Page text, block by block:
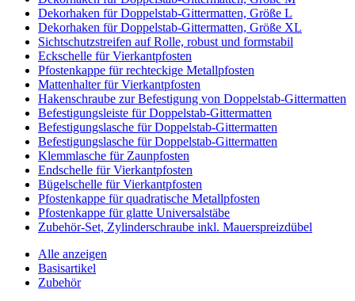
Dekorhaken für Doppelstab-Gittermatten, Größe L
Dekorhaken für Doppelstab-Gittermatten, Größe XL
Sichtschutzstreifen auf Rolle, robust und formstabil
Eckschelle für Vierkantpfosten
Pfostenkappe für rechteckige Metallpfosten
Mattenhalter für Vierkantpfosten
Hakenschraube zur Befestigung von Doppelstab-Gittermatten
Befestigungsleiste für Doppelstab-Gittermatten
Befestigungslasche für Doppelstab-Gittermatten
Befestigungslasche für Doppelstab-Gittermatten
Klemmlasche für Zaunpfosten
Endschelle für Vierkantpfosten
Bügelschelle für Vierkantpfosten
Pfostenkappe für quadratische Metallpfosten
Pfostenkappe für glatte Universalstäbe
Zubehör-Set, Zylinderschraube inkl. Mauerspreizdübel
Alle anzeigen
Basisartikel
Zubehör